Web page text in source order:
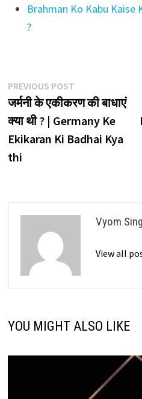
Brahman Ko Kabu Kaise
?
Post
navigation
PREVIOUS POSTPrevious
post:
जर्मनी के एकीकरण की बाधाएं
क्या थी ? | Germany Ke
Ekikaran Ki Badhai Kya
thi
Vyom
View all
YOU MIGHT ALSO LIKE